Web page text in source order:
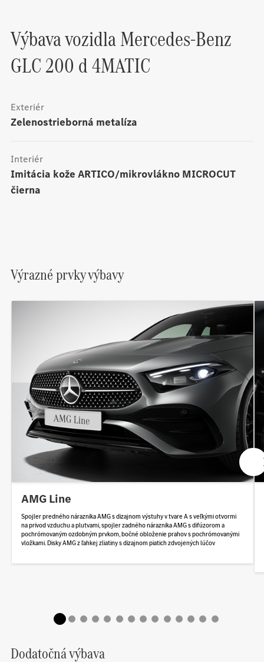
Výbava vozidlaMercedes-Benz
GLC 200 d 4MATIC
zelenostrieborná metalíza
Exteriér
Imitácia kože ARTICO/mikrovlákno MICROCUT
čierna
Interiér
Výrazné prvky výbavy
AMG Line
Spojler predného nárazníka AMG s dizajnom výstuhy v tvare A s veľkými otvormi
na prívod vzduchu a plutvami, spojler zadného nárazníka AMG s difúzorom a
pochrómovaným ozdobným prvkom, bočné obloženie prahov s pochrómovanými
vložkami. Disky AMG z ľahkej zliatiny s dizajnom piatich zdvojených lúčov
Dodatočná výbava